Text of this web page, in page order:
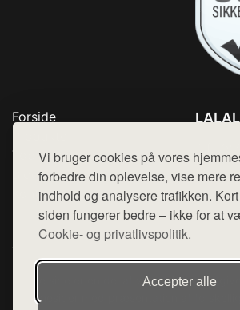
Vi bruger cookies på vores
forbedre din oplevelse, vise mere
indhold og analysere trafikken.
siden fungerer bedre – ikke for at
Cookie- og privatlivspolitik.
Accepter alle
Forside
Top Rabatter
Blog
Kontakt
Mail:
Denne side er en del af want.dk, der
hjemmesider med præsentation af